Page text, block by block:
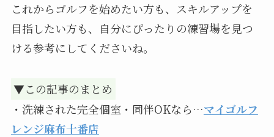
これからゴルフを始めたい方も、スキルアップを
目指したい方も、自分にぴったりの練習場を見つ
ける参考にしてくださいね。
▼この記事のまとめ
・洗練された完全個室・同伴OKなら…マイゴルフ
レンジ麻布十番店